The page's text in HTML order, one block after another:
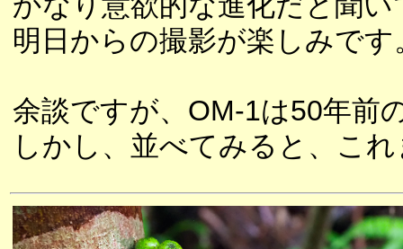
明日からの撮影が楽しみです
余談ですが、OM-1は50年前
しかし、並べてみると、こ